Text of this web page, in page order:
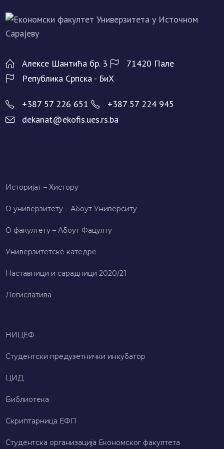
Алeксe Шантића бр. 3
71420 Палe
Рeпублика Српска - БиХ
+387 57 226 651
+387 57 224 945
dekanat@ekofis.ues.rs.ba
Историјат – Хисторy
О универзитету – Абоут Университy
О факултету – Абоут Фацултy
Универзитетске катедре
Наставници и сарадници 2020/21
Легислатива
НИЦЕФ
Студентски предузетнички инкубатор
ЦИД
Библиотека
Скриптарница ЕФП
Студентска организација Економског факултета